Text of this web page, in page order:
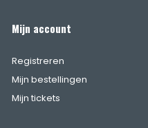
Mijn account
Registreren
Mijn bestellingen
Mijn tickets